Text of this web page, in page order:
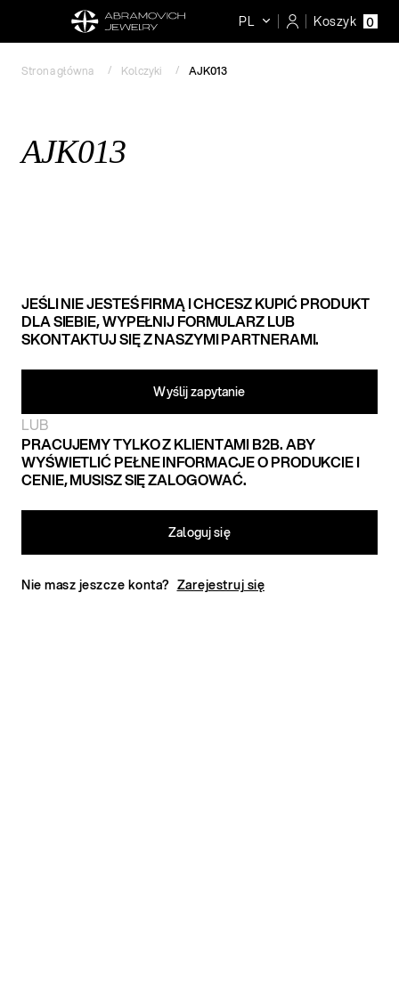
PL Koszyk 0
Strona główna Kolczyki AJK013
AJK013
JEŚLI NIE JESTEŚ FIRMĄ I CHCESZ KUPIĆ PRODUKT
DLA SIEBIE, WYPEŁNIJ FORMULARZ LUB
SKONTAKTUJ SIĘ Z NASZYMI PARTNERAMI.
Wyślij zapytanie​
LUB
PRACUJEMY TYLKO Z KLIENTAMI B2B. ABY
WYŚWIETLIĆ PEŁNE INFORMACJE O PRODUKCIE I
CENIE, MUSISZ SIĘ ZALOGOWAĆ.
Zaloguj się
Nie masz jeszcze konta? Zarejestruj się